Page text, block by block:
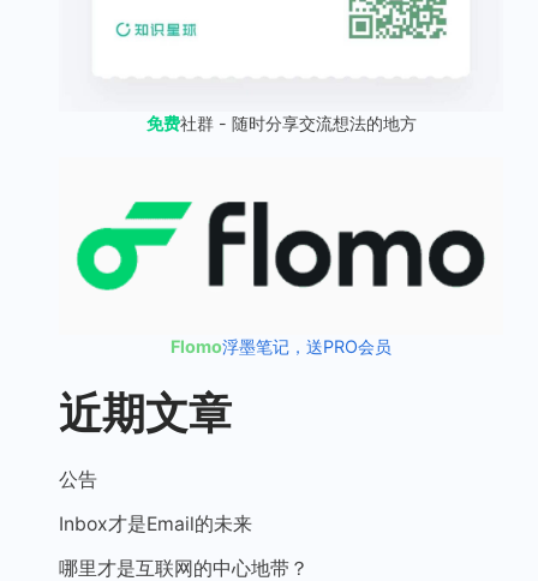
免费社群 - 随时分享交流想法的地方
Flomo浮墨笔记，送PRO会员
近期文章
公告
Inbox才是Email的未来
哪里才是互联网的中心地带？